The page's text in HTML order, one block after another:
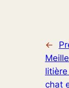
←
chat